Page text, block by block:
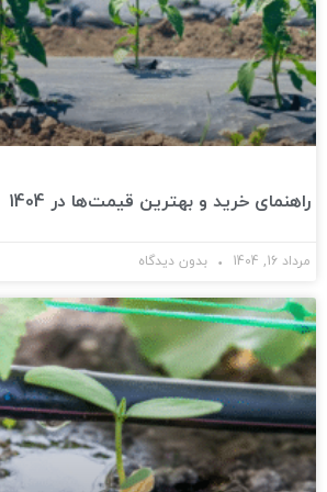
راهنمای خرید و بهترین قیمت‌ها در 1404
مرداد 16, 1404 بدون دیدگاه